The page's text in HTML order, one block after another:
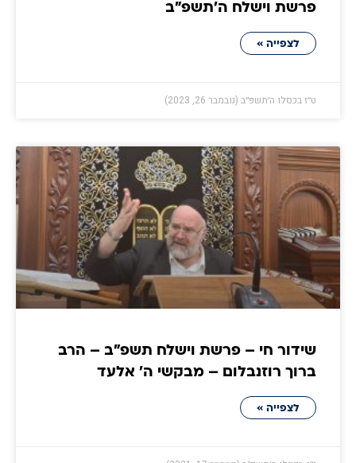
פרשת וישלח ה׳תשפ״ב
לצפייה »
ט״ז בכסלו ה׳תשפ״ב (נובמבר 26, 2023)
שידור חי – פרשת וישלח תשפ"ב – הרב
ברוך רוזנבלום – מבקשי ה' אלעד
לצפייה »